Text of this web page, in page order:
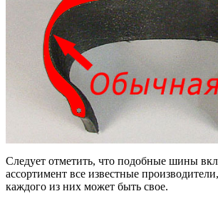
Следует отметить, что подобные шины
ассортимент все известные
каждого из них может быть свое.